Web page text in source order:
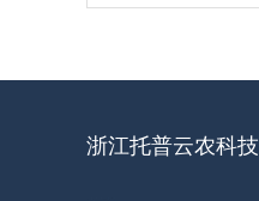
浙江托普云农科